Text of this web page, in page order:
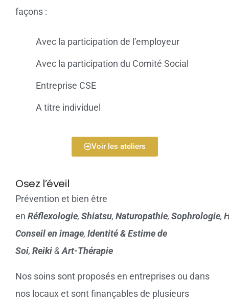
façons :
Avec la participation de l’employeur
Avec la participation du Comité Social
Entreprise CSE
A titre individuel
Voir les ateliers
Osez l’éveil
Prévention et bien être
en Réflexologie, Shiatsu, Naturopathie, Sophrologie,
Conseil en image, Identité & Estime de
Soi, Reiki&Art-Thérapie
Nos soins sont proposés en entreprises ou dans
nos locaux et sont finançables de plusieurs